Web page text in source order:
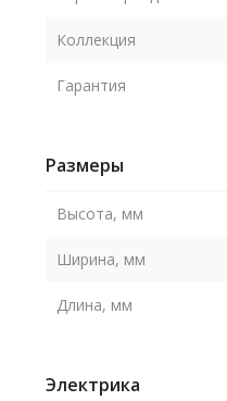
Коллекция
Гарантия
Размеры
Высота, мм
Ширина, мм
Длина, мм
Электрика